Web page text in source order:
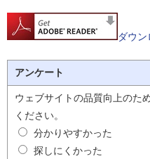
ダウ
アンケート
ウェブサイトの品質向上のた
ください。
分かりやすかった
探しにくかった